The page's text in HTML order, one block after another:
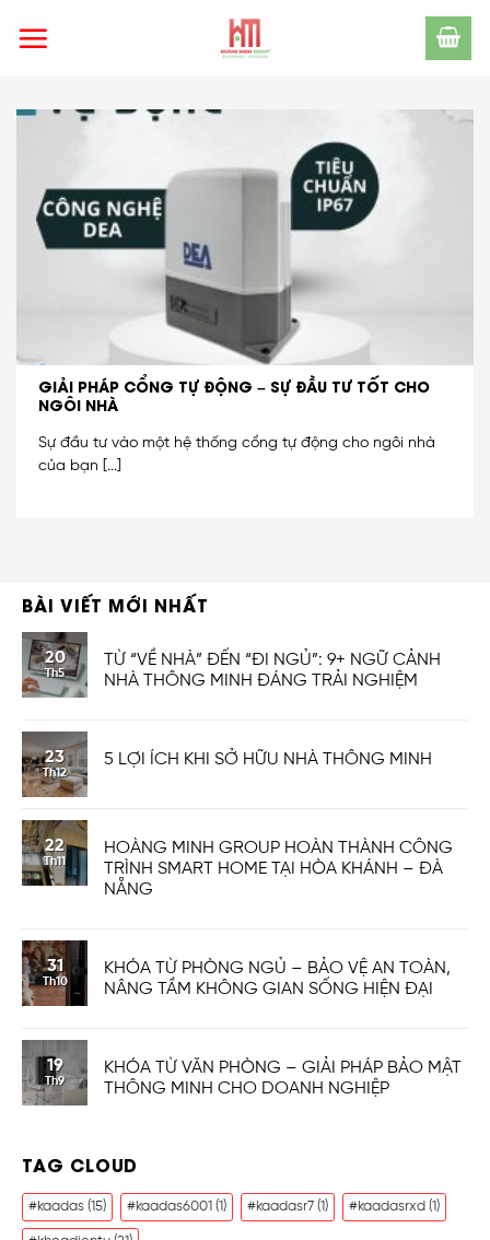
GIẢI PHÁP CỔNG TỰ ĐỘNG – SỰ ĐẦU TƯ TỐT CHO
NGÔI NHÀ
Sự đầu tư vào một hệ thống cổng tự động cho ngôi nhà
của bạn [...]
BÀI VIẾT MỚI NHẤT
20
Th5
TỪ “VỀ NHÀ” ĐẾN “ĐI NGỦ”: 9+ NGỮ CẢNH
NHÀ THÔNG MINH ĐÁNG TRẢI NGHIỆM
23
Th12
5 LỢI ÍCH KHI SỞ HỮU NHÀ THÔNG MINH
22
Th11
HOÀNG MINH GROUP HOÀN THÀNH CÔNG
TRÌNH SMART HOME TẠI HÒA KHÁNH – ĐÀ
NẴNG
31
Th10
KHÓA TỪ PHÒNG NGỦ – BẢO VỆ AN TOÀN,
NÂNG TẦM KHÔNG GIAN SỐNG HIỆN ĐẠI
19
Th9
KHÓA TỪ VĂN PHÒNG – GIẢI PHÁP BẢO MẬT
THÔNG MINH CHO DOANH NGHIỆP
TAG CLOUD
#kaadas (15) #kaadas6001 (1) #kaadasr7 (1) #kaadasrxd (1)